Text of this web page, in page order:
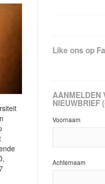
Like ons op
AANMELDEN
Voornaam
Achternaam